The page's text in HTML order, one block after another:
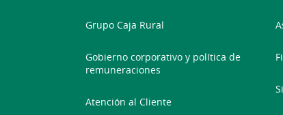
Grupo Caja Rural
Gobierno corporativo y política de
remuneraciones
Atención al Cliente